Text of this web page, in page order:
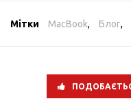
Мітки MacBook, Блог,